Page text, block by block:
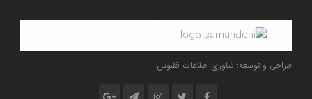
طراحی و توسعه: فناوری اطلاعات ققنوس